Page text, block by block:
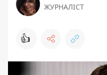
ЖУРНАЛІСТ
👍